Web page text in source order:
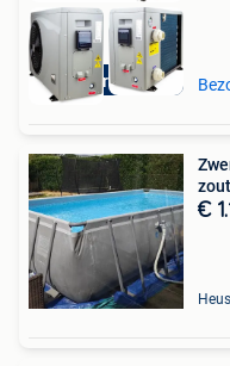
Aquariatics
€